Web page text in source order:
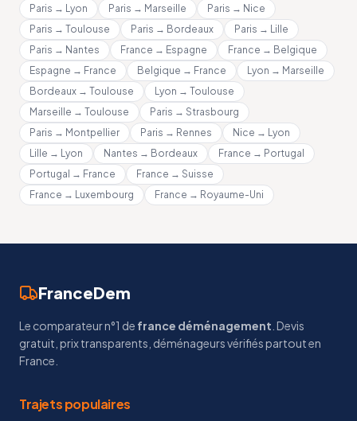
Paris → Lyon Paris → Marseille
Paris → Nice
Paris → Toulouse
Paris → Bordeaux
Paris → Lille
Paris → Nantes
France → Espagne
France → Belgique
Espagne → France
Belgique → France
Lyon → Marseille
Bordeaux → Toulouse
Lyon → Toulouse
Marseille → Toulouse
Paris → Strasbourg
Paris → Montpellier
Paris → Rennes
Nice → Lyon
Lille → Lyon
Nantes → Bordeaux
France → Portugal
Portugal → France
France → Suisse
France → Luxembourg
France → Royaume-Uni
FranceDem
Le comparateur n°1 de france déménagement . Devis
gratuit, prix transparents, déménageurs vérifiés partout en
France.
Trajets populaires